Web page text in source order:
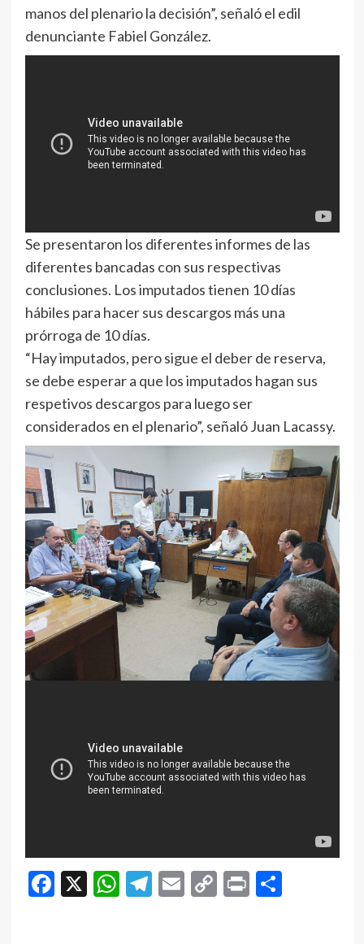
manos del plenario la decisión”, señaló el edil
denunciante Fabiel González.
Se presentaron los diferentes informes de las
diferentes bancadas con sus respectivas
conclusiones. Los imputados tienen 10 días
hábiles para hacer sus descargos más una
prórroga de 10 días.
“Hay imputados, pero sigue el deber de reserva,
se debe esperar a que los imputados hagan sus
respetivos descargos para luego ser
considerados en el plenario”, señaló Juan Lacassy.
Facebook
X WhatsApp
Telegram
EmailCopy
Print